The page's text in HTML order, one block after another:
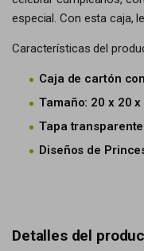
especial. Con esta caja,
Características del
Caja de cartón
Tamaño: 20 x 20 x
Tapa
Diseños de
Detalles del